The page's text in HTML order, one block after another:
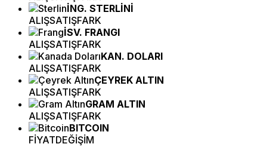
İNG. STERLİNİ
ALIŞSATIŞFARK
İSV. FRANGI
ALIŞSATIŞFARK
KAN. DOLARI
ALIŞSATIŞFARK
ÇEYREK ALTIN
ALIŞSATIŞFARK
GRAM ALTIN
ALIŞSATIŞFARK
BITCOIN
FİYATDEĞİŞİM